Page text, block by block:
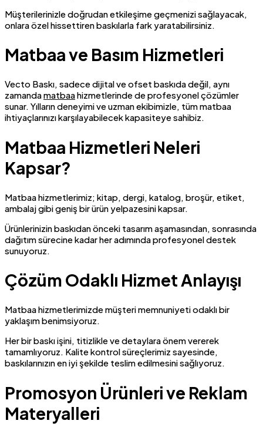
Müşterilerinizle doğrudan etkileşime geçmenizi sağlayacak,
onlara özel hissettiren baskılarla fark yaratabilirsiniz.
Matbaa ve Basım Hizmetleri
Vecto Baskı, sadece dijital ve ofset baskıda değil, aynı
zamandamatbaahizmetlerinde de profesyonel çözümler
sunar. Yılların deneyimi ve uzman ekibimizle, tüm matbaa
ihtiyaçlarınızı karşılayabilecek kapasiteye sahibiz.
Matbaa Hizmetleri Neleri
Kapsar?
Matbaa hizmetlerimiz; kitap, dergi, katalog, broşür, etiket,
ambalaj gibi geniş bir ürün yelpazesini kapsar.
Ürünlerinizin baskıdan önceki tasarım aşamasından, sonrasında
dağıtım sürecine kadar her adımında profesyonel destek
sunuyoruz.
Çözüm Odaklı Hizmet Anlayışı
Matbaa hizmetlerimizde müşteri memnuniyeti odaklı bir
yaklaşım benimsiyoruz.
Her bir baskı işini, titizlikle ve detaylara önem vererek
tamamlıyoruz. Kalite kontrol süreçlerimiz sayesinde,
baskılarınızın en iyi şekilde teslim edilmesini sağlıyoruz.
Promosyon Ürünleri ve Reklam
Materyalleri